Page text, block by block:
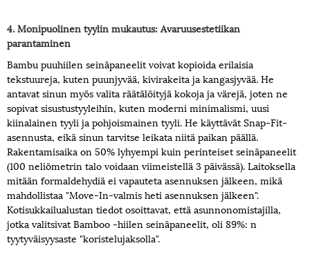
4. Monipuolinen tyylin mukautus: Avaruusestetiikan
parantaminen
Bambu puuhiilen seinäpaneelit voivat kopioida erilaisia ​​
tekstuureja, kuten puunjyvää, kivirakeita ja kangasjyvää. He
antavat sinun myös valita räätälöityjä kokoja ja värejä, joten ne
sopivat sisustustyyleihin, kuten moderni minimalismi, uusi
kiinalainen tyyli ja pohjoismainen tyyli. He käyttävät Snap-Fit-
asennusta, eikä sinun tarvitse leikata niitä paikan päällä.
Rakentamisaika on 50% lyhyempi kuin perinteiset seinäpaneelit
(100 neliömetrin talo voidaan viimeistellä 3 päivässä). Laitoksella
mitään formaldehydiä ei vapauteta asennuksen jälkeen, mikä
mahdollistaa "Move-In-valmis heti asennuksen jälkeen".
Kotisukkailualustan tiedot osoittavat, että asunnonomistajilla,
jotka valitsivat Bamboo -hiilen seinäpaneelit, oli 89%: n
tyytyväisyysaste "koristelujaksolla".